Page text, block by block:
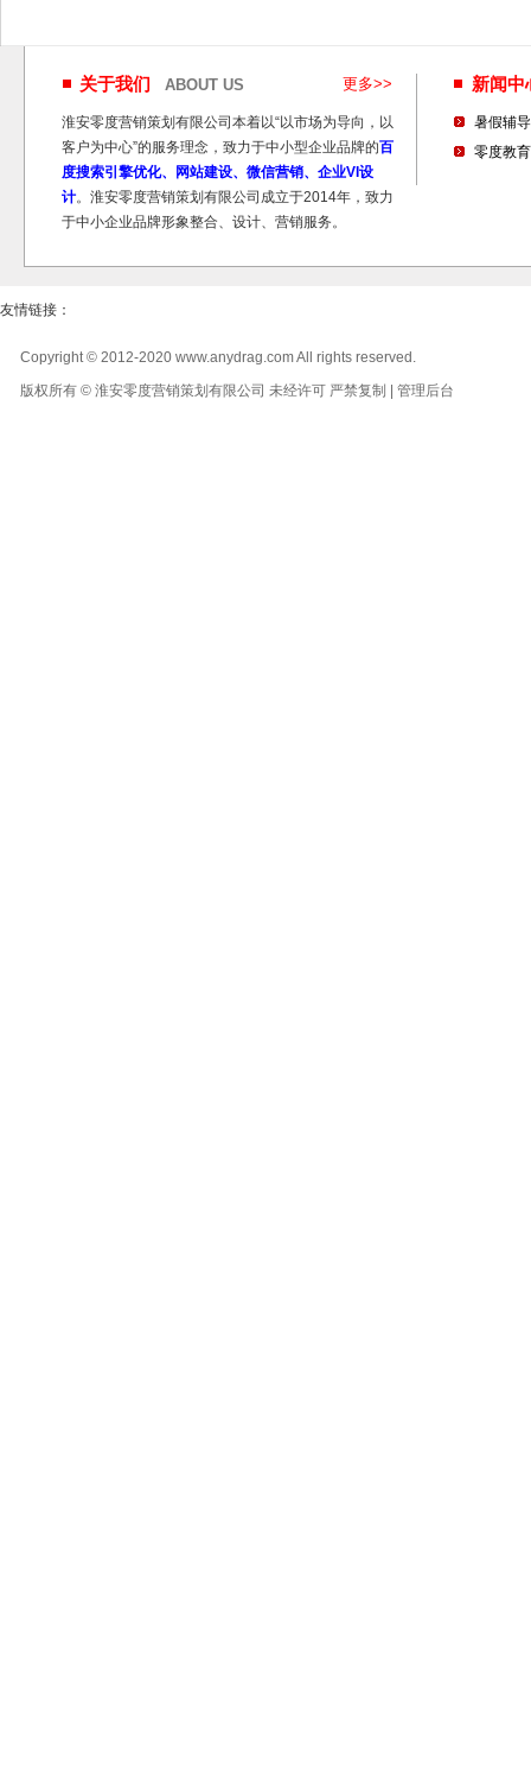
更多>>
关于我们 ABOUT US
淮安零度营销策划有限公司本着以“以市场为导向，以
客户为中心”的服务理念，致力于中小型企业品牌的百
度搜索引擎优化、网站建设、微信营销、企业VI设
计。淮安零度营销策划有限公司成立于2014年，致力
于中小企业品牌形象整合、设计、营销服务。
新闻
暑假辅
零度教
友情链接：
Copyright © 2012-2020 www.anydrag.com All rights reserved.
版权所有 © 淮安零度营销策划有限公司 未经许可 严禁复制 | 管理后台